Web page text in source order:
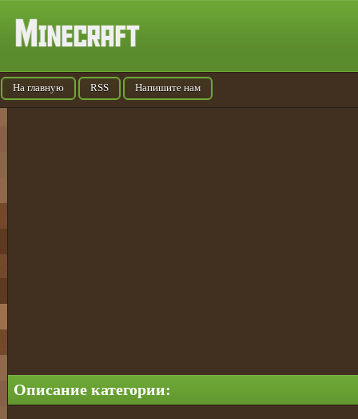
На главную RSS Напишите нам
Описание категории: